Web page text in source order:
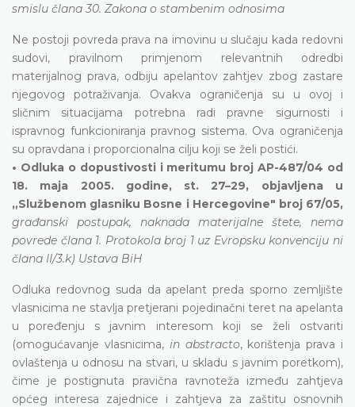
smislu člana 30. Zakona o stambenim odnosima
Ne postoji povreda prava na imovinu u slučaju kada redovni
sudovi, pravilnom primjenom relevantnih odredbi
materijalnog prava, odbiju apelantov zahtjev zbog zastare
njegovog potraživanja. Ovakva ograničenja su u ovoj i
sličnim situacijama potrebna radi pravne sigurnosti i
ispravnog funkcioniranja pravnog sistema. Ova ograničenja
su opravdana i proporcionalna cilju koji se želi postići.
• Odluka o dopustivosti i meritumu broj AP-487/04 od
18. maja 2005. godine, st. 27–29, objavljena u
„Službenom glasniku Bosne i Hercegovine" broj 67/05,
građanski postupak, naknada materijalne štete, nema
povrede člana 1. Protokola broj 1 uz Evropsku konvenciju ni
člana II/3.k) Ustava BiH
Odluka redovnog suda da apelant preda sporno zemljište
vlasnicima ne stavlja pretjerani pojedinačni teret na apelanta
u poređenju s javnim interesom koji se želi ostvariti
(omogućavanje vlasnicima, in abstracto, korištenja prava i
ovlaštenja u odnosu na stvari, u skladu s javnim poretkom),
čime je postignuta pravična ravnoteža između zahtjeva
općeg interesa zajednice i zahtjeva za zaštitu osnovnih